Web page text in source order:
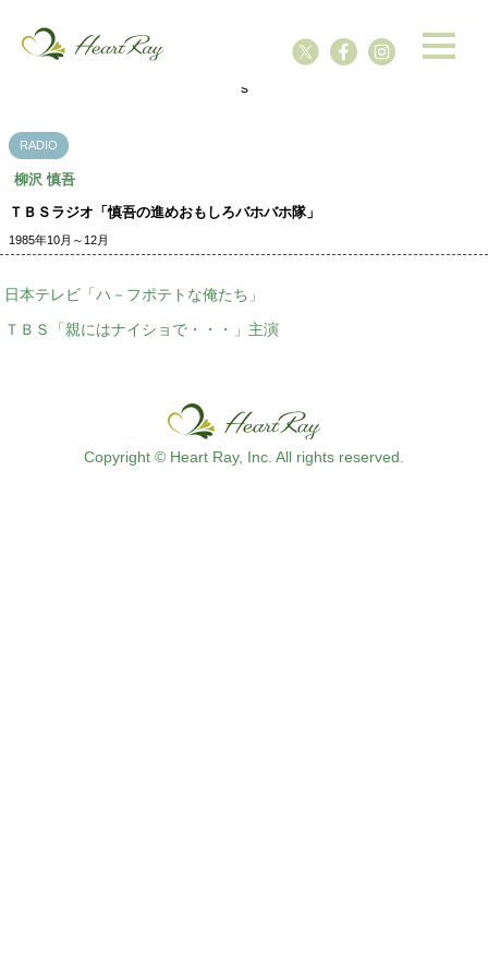
s
RADIO
柳沢 慎吾
ＴＢＳラジオ「慎吾の進めおもしろバホバホ隊」
1985年10月～12月
日本テレビ「ハ－フポテトな俺たち」
ＴＢＳ「親にはナイショで・・・」主演
Copyright © Heart Ray, Inc. All rights reserved.